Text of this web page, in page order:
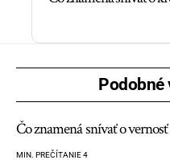
Podobné
Čo znamená snívať o vernosť
MIN. PREČÍTANIE 4